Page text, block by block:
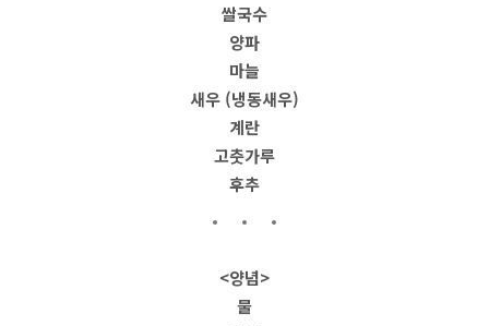
쌀국수
양파
마늘
새우 (냉동새우)
계란
고춧가루
후추
<양념>
물